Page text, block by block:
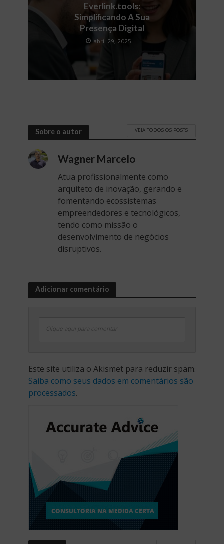
Everlink.tools:
Simplificando A Sua
Presença Digital
abril 29, 2025
Sobre o autor VEJA TODOS OS POSTS
Wagner Marcelo
Atua profissionalmente como
arquiteto de inovação, gerando e
fomentando ecossistemas
empreendedores e tecnológicos,
tendo como missão o
desenvolvimento de negócios
disruptivos.
Adicionar comentário
Clique aqui para comentar
Este site utiliza o Akismet para reduzir spam.
Saiba como seus dados em comentários são
processados.